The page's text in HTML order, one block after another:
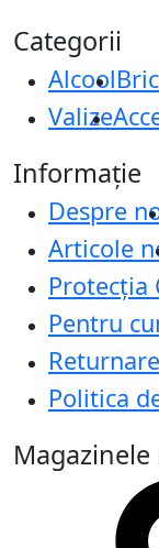
Categorii
Alcool
Valize
Informație
Despre
Articole
Protecţia
Pentru
Politica